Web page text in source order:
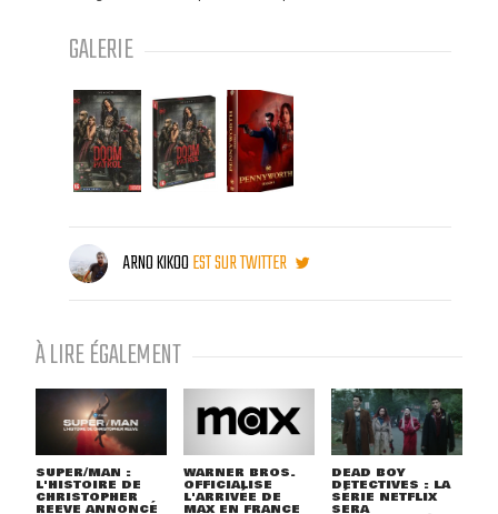
GALERIE
ARNO KIKOOEST SUR TWITTER
À LIRE ÉGALEMENT
SUPER/MAN :
L'HISTOIRE DE
CHRISTOPHER
REEVE ANNONCÉ
WARNER BROS.
OFFICIALISE
L'ARRIVÉE DE
MAX EN FRANCE
DEAD BOY
DETECTIVES : LA
SÉRIE NETFLIX
SERA